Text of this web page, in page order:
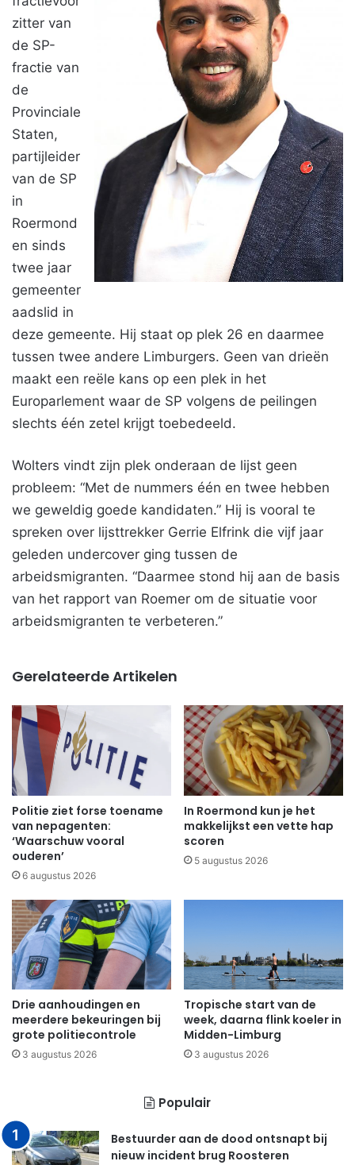
zitter van
de SP-
fractie van
de
Provinciale
Staten,
partijleider
van de SP
in
Roermond
en sinds
twee jaar
gemeenter
aadslid in
deze gemeente. Hij staat op plek 26 en daarmee
tussen twee andere Limburgers. Geen van drieën
maakt een reële kans op een plek in het
Europarlement waar de SP volgens de peilingen
slechts één zetel krijgt toebedeeld.
Wolters vindt zijn plek onderaan de lijst geen
probleem: “Met de nummers één en twee hebben
we geweldig goede kandidaten.” Hij is vooral te
spreken over lijsttrekker Gerrie Elfrink die vijf jaar
geleden undercover ging tussen de
arbeidsmigranten. “Daarmee stond hij aan de basis
van het rapport van Roemer om de situatie voor
arbeidsmigranten te verbeteren.”
Gerelateerde Artikelen
Politie ziet forse toename
van nepagenten:
‘Waarschuw vooral
ouderen’
6 augustus 2026
In Roermond kun je het
makkelijkst een vette hap
scoren
5 augustus 2026
Drie aanhoudingen en
meerdere bekeuringen bij
grote politiecontrole
3 augustus 2026
Tropische start van de
week, daarna flink koeler in
Midden-Limburg
3 augustus 2026
Populair
Bestuurder aan de dood ontsnapt bij
nieuw incident brug Roosteren